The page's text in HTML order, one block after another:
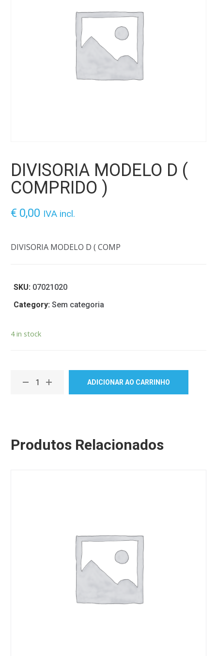
DIVISORIA MODELO D (
COMPRIDO )
€ 0,00 IVA incl.
DIVISORIA MODELO D ( COMP
SKU: 07021020
Category:Sem categoria
4 in stock
ADICIONAR AO CARRINHO
Produtos Relacionados